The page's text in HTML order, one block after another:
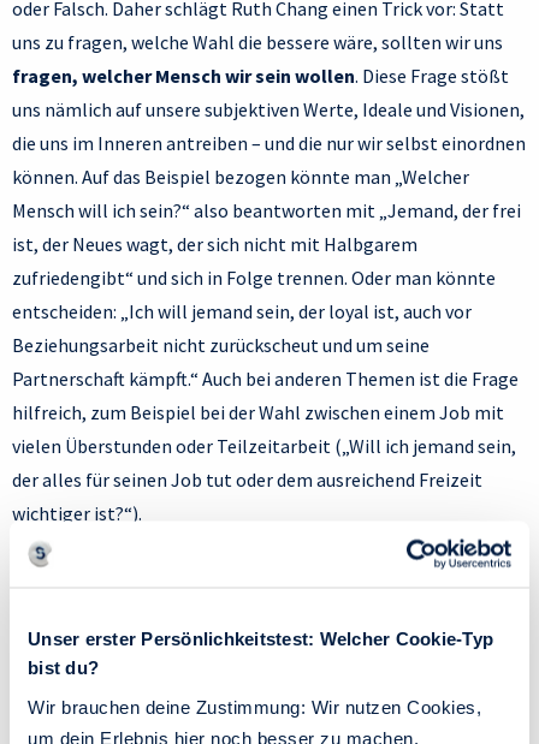
Unser erster Persönlichkeitstest: Welcher Cookie-Typ
bist du?
Wir brauchen deine Zustimmung: Wir nutzen Cookies,
um dein Erlebnis hier noch besser zu machen.
oder Falsch. Daher schlägt Ruth Chang einen Trick vor: Statt
uns zu fragen, welche Wahl die bessere wäre, sollten wir uns
fragen, welcher Mensch wir sein wollen. Diese Frage stößt
uns nämlich auf unsere subjektiven Werte, Ideale und Visionen,
die uns im Inneren antreiben – und die nur wir selbst einordnen
können. Auf das Beispiel bezogen könnte man „Welcher
Mensch will ich sein?“ also beantworten mit „Jemand, der frei
ist, der Neues wagt, der sich nicht mit Halbgarem
zufriedengibt“ und sich in Folge trennen. Oder man könnte
entscheiden: „Ich will jemand sein, der loyal ist, auch vor
Beziehungsarbeit nicht zurückscheut und um seine
Partnerschaft kämpft.“ Auch bei anderen Themen ist die Frage
hilfreich, zum Beispiel bei der Wahl zwischen einem Job mit
vielen Überstunden oder Teilzeitarbeit („Will ich jemand sein,
der alles für seinen Job tut oder dem ausreichend Freizeit
wichtiger ist?“).
Und wenn Sie mit dieser Methode immer noch keine eindeutige
loslassen, es gäbe eine anhand objektiver äußerer Kriterien als
„besser“ zu bewertende Entscheidung, der man nur durch
gründliche Analyse auf die Spur kommen müsse.Manchmal ist
die Faktenlage einfach ambivalent und wir werden weder